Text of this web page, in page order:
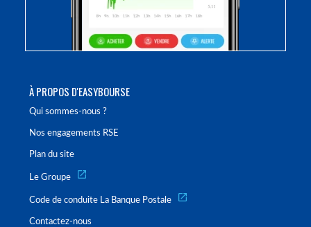
À PROPOS D'EASYBOURSE
Qui sommes-nous ?
Nos engagements RSE
Plan du site
Le Groupe
Code de conduite La Banque Postale
Contactez-nous